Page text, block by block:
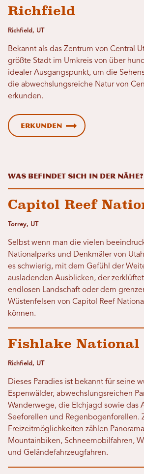
Richfield
Richfield, UT
Bekannt als das Zentrum von Central
größte Stadt im Umkreis von über
idealer Ausgangspunkt, um die
die abwechslungsreiche Natur von
erkunden.
Erkunden
Was befindet sich in der Nähe?
Capitol Reef
Torrey, UT
Selbst wenn man die vielen
Nationalparks und Denkmäler von
es schwierig, mit dem Gefühl der
ausladenden Ausblicken, der
endlosen Landschaft oder dem
Wüstenfelsen von Capitol Reef
können.
Fishlake National
Richfield, UT
Dieses Paradies ist bekannt für seine
Espenwälder, abwechslungsreichen
Wanderwege, die Elchjagd sowie das
Seeforellen und Regenbogenforellen.
Freizeitmöglichkeiten zählen
Mountainbiken, Schneemobilfahren,
und Geländefahrzeugfahren.